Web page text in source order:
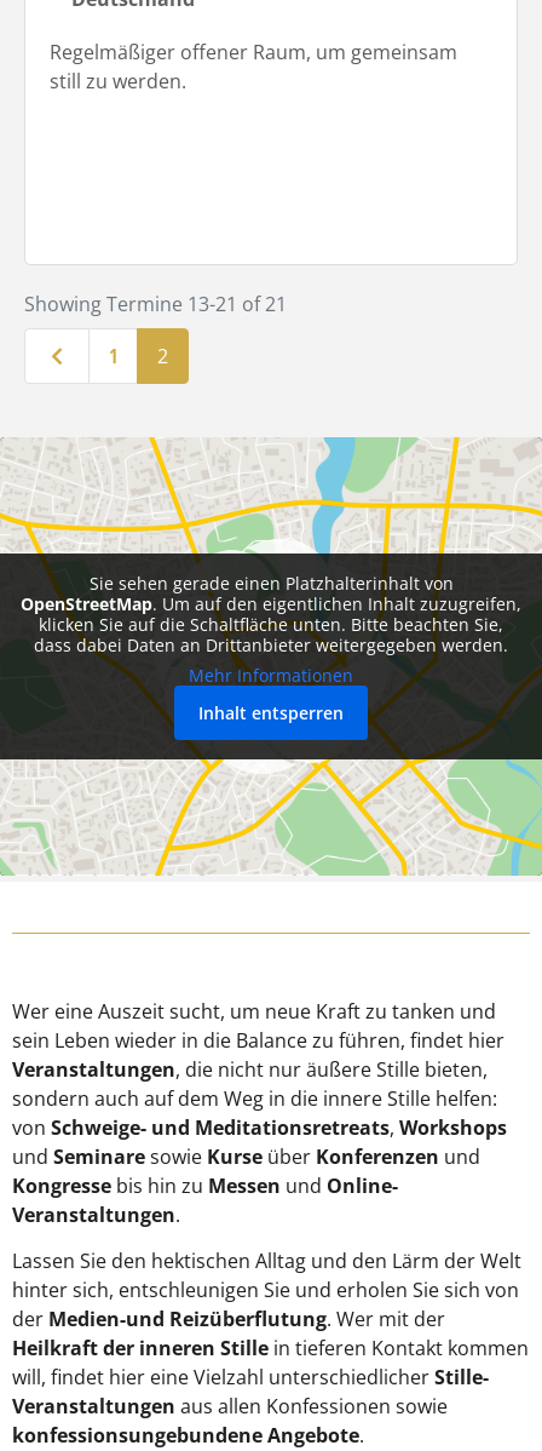
Regelmäßiger offener Raum, um gemeinsam
still zu werden.
Showing Termine 13-21 of 21
Neuere Beiträge
1 2
Sie sehen gerade einen Platzhalterinhalt von
OpenStreetMap. Um auf den eigentlichen Inhalt zuzugreifen,
klicken Sie auf die Schaltfläche unten. Bitte beachten Sie,
dass dabei Daten an Drittanbieter weitergegeben werden.
Mehr Informationen
Inhalt entsperren
Wer eine Auszeit sucht, um neue Kraft zu tanken und
sein Leben wieder in die Balance zu führen, findet hier
Veranstaltungen, die nicht nur äußere Stille bieten,
sondern auch auf dem Weg in die innere Stille helfen:
von Schweige- und Meditationsretreats, Workshops
und Seminaresowie Kurse über Konferenzen und
Kongresse bis hin zu Messen und Online-
Veranstaltungen.
Lassen Sie den hektischen Alltag und den Lärm der Welt
hinter sich, entschleunigen Sie und erholen Sie sich von
der Medien-und Reizüberflutung. Wer mit der
Heilkraft der inneren Stille in tieferen Kontakt kommen
will, findet hier eine Vielzahl unterschiedlicherStille-
Veranstaltungen aus allen Konfessionen sowie
konfessionsungebundene Angebote.